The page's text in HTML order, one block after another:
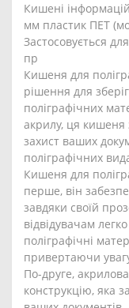
Кишені
мм пластик ПЕТ
Застосовується
пр
Кишеня для
рішення для
поліграфічних
акрилу, ця кишеня
захист ваших
поліграфічних
Кишеня для
перше, він
завдяки своїй
відвідувачам
поліграфічні
привертаючи
По-друге,
конструкцію, яка